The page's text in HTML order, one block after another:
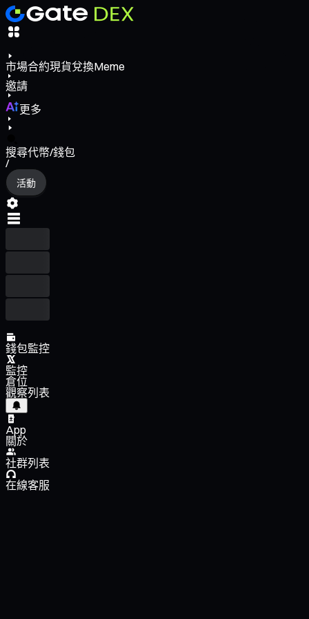
市場合約現貨兌換Meme
邀請
更多
搜尋代幣/錢包
/
活動
錢包監控
監控
倉位
觀察列表
App
關於
社群列表
在線客服